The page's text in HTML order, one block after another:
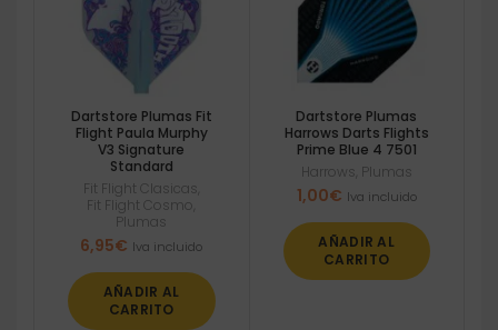
Dartstore Plumas Fit
Flight Paula Murphy
V3 Signature
Standard
Fit Flight Clasicas
Fit Flight Cosmo
Plumas
6,95€ Iva incluido
AÑADIR AL
CARRITO
Dartstore Plumas
Harrows Darts Flights
Prime Blue 4 7501
Harrows Plumas
1,00€ Iva incluido
AÑADIR AL
CARRITO